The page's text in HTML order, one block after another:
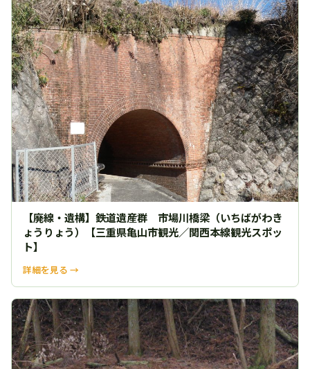
【廃線・遺構】鉄道遺産群 市場川橋梁（いちばがわき
ょうりょう）【三重県亀山市観光／関西本線観光スポッ
ト】
詳細を見る →